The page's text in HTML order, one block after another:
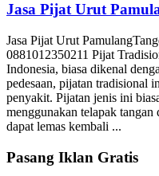
Jasa Pijat Urut
Jasa Pijat Urut
0881012350211 Pijat
Indonesia, biasa dikenal
pedesaan, pijatan tradisional
penyakit. Pijatan jenis ini
menggunakan telapak
dapat lemas kembali ...
Pasang Iklan Gratis